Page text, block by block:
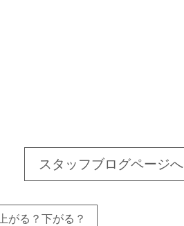
スタッフブログページへ
がる？下がる？